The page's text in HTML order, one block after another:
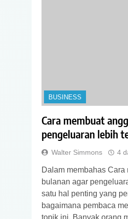
BUSINESS
Cara membuat
pengeluaran lebih
Walter Simmons 4
Dalam membahas Cara
bulanan agar
satu hal penting yang
bagaimana pembaca
topik ini. Banyak orang